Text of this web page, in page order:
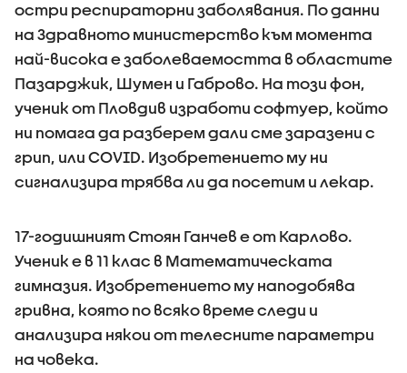
остри респираторни заболявания. По данни
на Здравното министерство към момента
най-висока е заболеваемостта в областите
Пазарджик, Шумен и Габрово. На този фон,
ученик от Пловдив изработи софтуер, който
ни помага да разберем дали сме заразени с
грип, или COVID. Изобретението му ни
сигнализира трябва ли да посетим и лекар.
17-годишният Стоян Ганчев е от Карлово.
Ученик е в 11 клас в Математическата
гимназия. Изобретението му наподобява
гривна, която по всяко време следи и
анализира някои от телесните параметри
на човека.